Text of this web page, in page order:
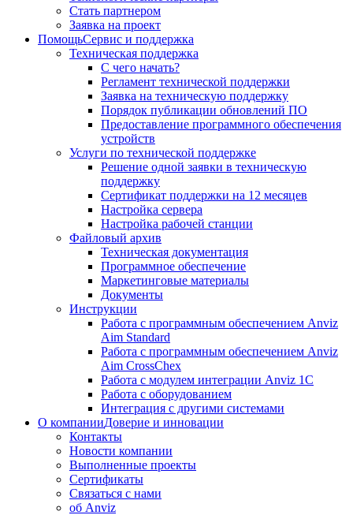
Стать партнером
Заявка на проект
ПомощьСервис и поддержка
Техническая поддержка
С чего начать?
Регламент технической поддержки
Заявка на техническую поддержку
Порядок публикации обновлений ПО
Предоставление программного обеспечения
устройств
Услуги по технической поддержке
Решение одной заявки в техническую
поддержку
Сертификат поддержки на 12 месяцев
Настройка сервера
Настройка рабочей станции
Файловый архив
Техническая документация
Программное обеспечение
Маркетинговые материалы
Документы
Инструкции
Работа с программным обеспечением Anviz
Aim Standard
Работа с программным обеспечением Anviz
Aim CrossChex
Работа с модулем интеграции Anviz 1C
Работа с оборудованием
Интеграция с другими системами
О компанииДоверие и инновации
Контакты
Новости компании
Выполненные проекты
Сертификаты
Связаться с нами
об Anviz